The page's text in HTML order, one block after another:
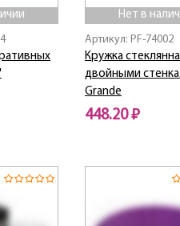
Нет в
Артикул: PF-74002
Кружка
двойными
Grande
448.20 ₽